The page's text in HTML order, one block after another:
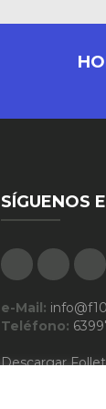
SÍGUENOS
Facebook
e-Mail:
Teléfono:
Descargar